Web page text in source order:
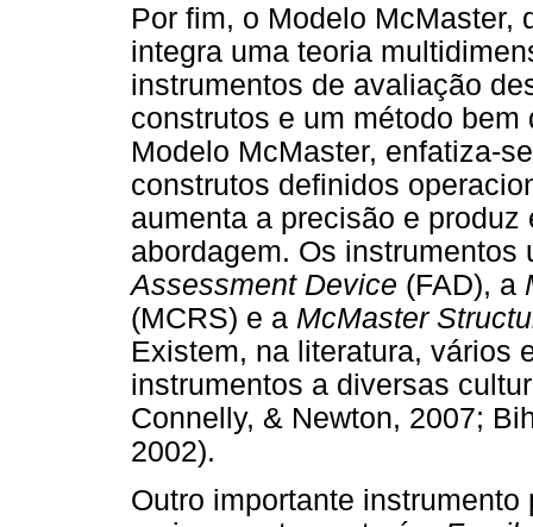
Por fim, o Modelo McMaster,
integra uma teoria
instrumentos de avaliação
construtos e um método
Modelo McMaster, enfatiza-
construtos definidos
aumenta a precisão e
abordagem. Os
Assessment Device (FAD), a
(MCRS) e a McMaster
Existem, na literatura, vários
instrumentos a diversas
Connelly, & Newton, 2007;
2002).
Outro importante